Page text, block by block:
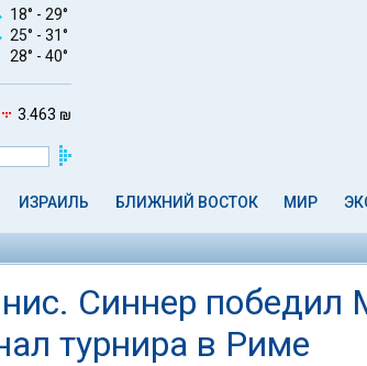
18° - 29°
25° - 31°
28° - 40°
3.463 ₪
ИЗРАИЛЬ БЛИЖНИЙ ВОСТОК МИР
Синнер
турнира в Риме